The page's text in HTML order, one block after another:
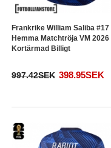
Frankrike William Saliba #17
Hemma Matchtröja VM 2026
Kortärmad Billigt
997.42SEK 398.95SEK